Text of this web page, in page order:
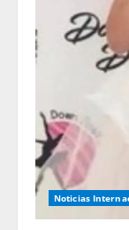
Noticias